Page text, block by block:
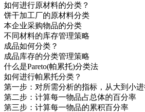
如何进行原材料的分类？
饼干加工厂的原材料分类
本企业采购物品的分类
不同材料的库存管理策略
成品如何分类？
成品库存的分类管理策略
什么是Pareto(帕累托)分类法
如何进行帕累托分类？
第一步：对所需分析的指标，从大到小
第二步：计算每一物品占总体的百分率
第三步：计算每一物品的累积百分率